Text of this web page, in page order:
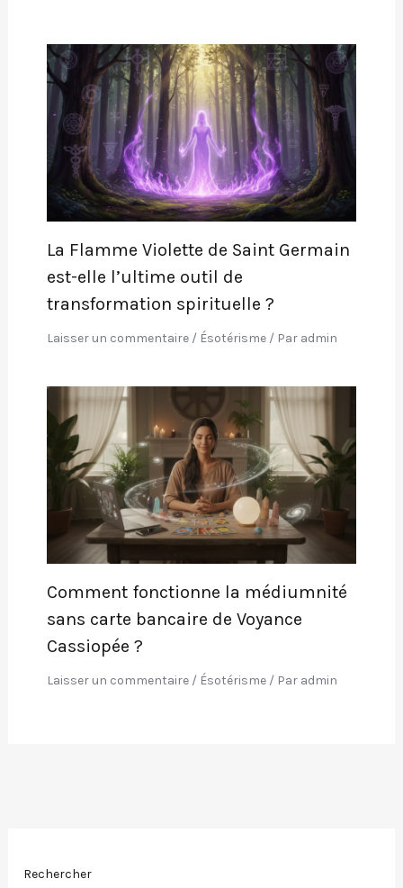
Rechercher
La Flamme Violette de Saint Germain
est-elle l’ultime outil de
transformation spirituelle ?
Laisser un commentaire / Ésotérisme/ Par admin
Comment fonctionne la médiumnité
sans carte bancaire de Voyance
Cassiopée ?
Laisser un commentaire / Ésotérisme/ Par admin